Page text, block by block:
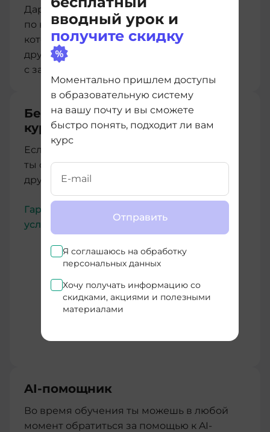
вводный урок и
получите скидку
Моментально пришлем доступы
в образовательную систему
на вашу почту и вы сможете
быстро понять, подходит ли вам
курс
Отправить
Я соглашаюсь на обработку
персональных данных
Хочу получать информацию со
скидками, акциями и полезными
материалами
Дарим нашим студентам мини-курс
по ключевым английским словам в IT,
который сделали совместно с нашими
друзьями из Advance. Учимся и работаем
с зарубежными коллегами легко.
Бесплатный перевод между
курсами
Если купленный курс тебе не подойдет,
ты сможешь бесплатно перейти на любой
другой без дополнительных расходов
Гарантии имеют юридическую силу,
условия прописаны в Договоре-оферте
AI-помощник
Во время обучения ты можешь в любой
момент обратиться за помощью к AI-